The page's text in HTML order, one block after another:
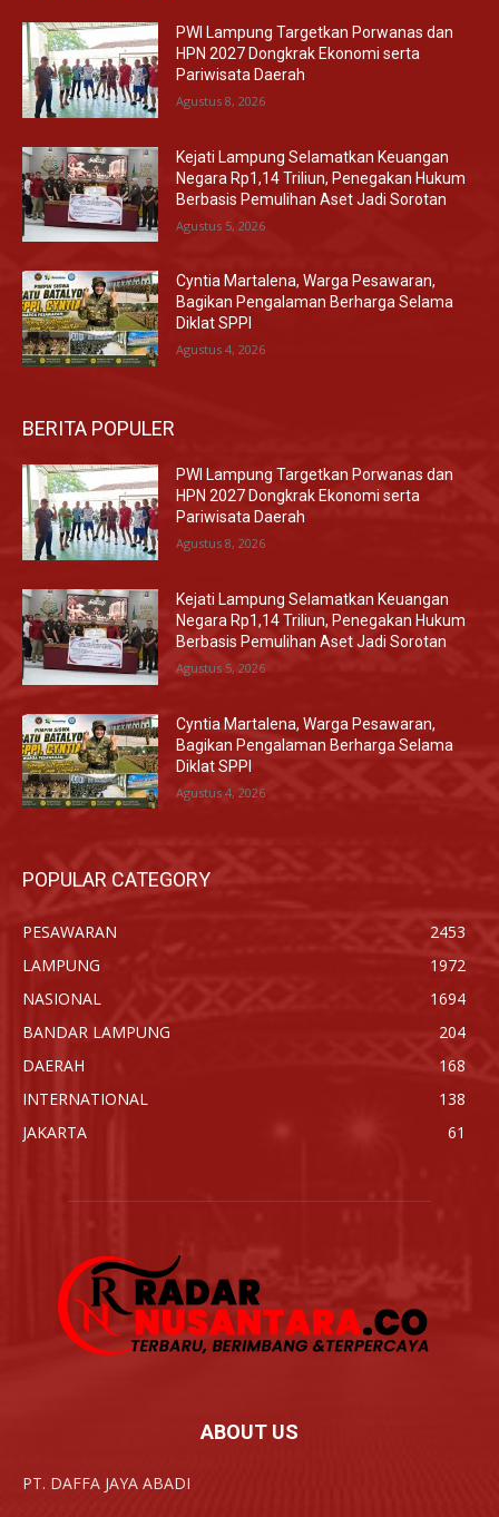
PWI Lampung Targetkan Porwanas dan
HPN 2027 Dongkrak Ekonomi serta
Pariwisata Daerah
Agustus 8, 2026
Kejati Lampung Selamatkan Keuangan
Negara Rp1,14 Triliun, Penegakan Hukum
Berbasis Pemulihan Aset Jadi Sorotan
Agustus 5, 2026
Cyntia Martalena, Warga Pesawaran,
Bagikan Pengalaman Berharga Selama
Diklat SPPI
Agustus 4, 2026
BERITA POPULER
PWI Lampung Targetkan Porwanas dan
HPN 2027 Dongkrak Ekonomi serta
Pariwisata Daerah
Agustus 8, 2026
Kejati Lampung Selamatkan Keuangan
Negara Rp1,14 Triliun, Penegakan Hukum
Berbasis Pemulihan Aset Jadi Sorotan
Agustus 5, 2026
Cyntia Martalena, Warga Pesawaran,
Bagikan Pengalaman Berharga Selama
Diklat SPPI
Agustus 4, 2026
POPULAR CATEGORY
PESAWARAN
2453
LAMPUNG
1972
NASIONAL
1694
BANDAR LAMPUNG
204
DAERAH
168
INTERNATIONAL
138
JAKARTA
61
ABOUT US
PT. DAFFA JAYA ABADI